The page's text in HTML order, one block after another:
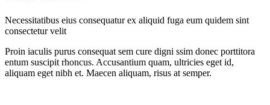
Necessitatibus eius consequatur ex aliquid fuga eum quidem sint
consectetur velit
Proin iaculis purus consequat sem cure digni ssim donec porttitora
entum suscipit rhoncus. Accusantium quam, ultricies eget id,
aliquam eget nibh et. Maecen aliquam, risus at semper.